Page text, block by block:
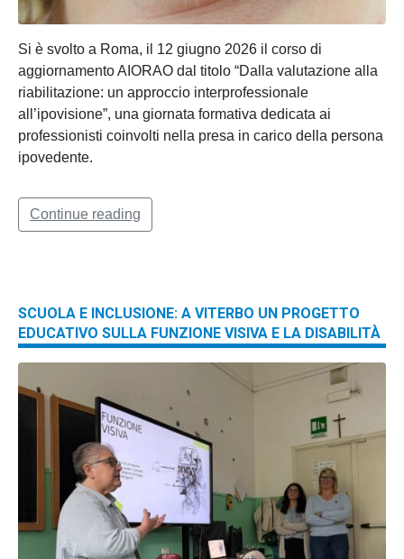
Si è svolto a Roma, il 12 giugno 2026 il corso di
aggiornamento AIORAO dal titolo “Dalla valutazione alla
riabilitazione: un approccio interprofessionale
all’ipovisione”, una giornata formativa dedicata ai
professionisti coinvolti nella presa in carico della persona
ipovedente.
Continue reading
SCUOLA E INCLUSIONE: A VITERBO UN PROGETTO
EDUCATIVO SULLA FUNZIONE VISIVA E LA DISABILITÀ